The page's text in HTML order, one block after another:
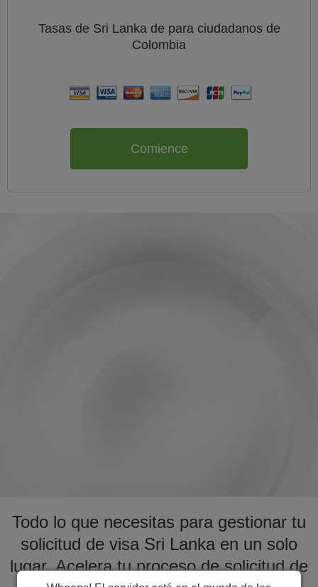
Tasas de Sri Lanka de para ciudadanos de
Colombia
Comience
Todo lo que necesitas para gestionar tu
solicitud de visa Sri Lanka en un solo
lugar. Acelera tu proceso de solicitud de